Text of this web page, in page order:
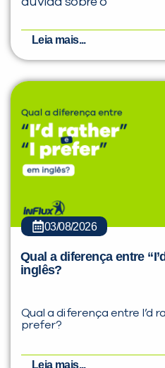
Leia mais...
03/08/2026
Qual a diferença entre
inglês?
Qual a diferença entre I’d
prefer?
Leia mais...